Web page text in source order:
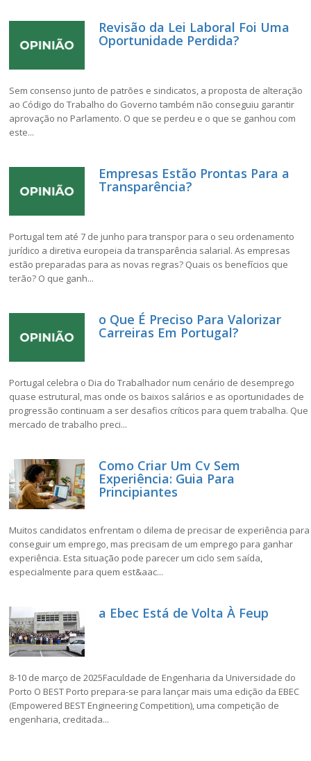
Revisão da Lei Laboral Foi Uma
Oportunidade Perdida?
Sem consenso junto de patrões e sindicatos, a proposta de alteração
ao Código do Trabalho do Governo também não conseguiu garantir
aprovação no Parlamento. O que se perdeu e o que se ganhou com
este...
Empresas Estão Prontas Para a
Transparência?
Portugal tem até 7 de junho para transpor para o seu ordenamento
jurídico a diretiva europeia da transparência salarial. As empresas
estão preparadas para as novas regras? Quais os benefícios que
terão? O que ganh...
o Que É Preciso Para Valorizar
Carreiras Em Portugal?
Portugal celebra o Dia do Trabalhador num cenário de desemprego
quase estrutural, mas onde os baixos salários e as oportunidades de
progressão continuam a ser desafios críticos para quem trabalha. Que
mercado de trabalho preci...
Como Criar Um Cv Sem
Experiência: Guia Para
Principiantes
Muitos candidatos enfrentam o dilema de precisar de experiência para
conseguir um emprego, mas precisam de um emprego para ganhar
experiência. Esta situação pode parecer um ciclo sem saída,
especialmente para quem est&aac...
a Ebec Está de Volta À Feup
8-10 de março de 2025Faculdade de Engenharia da Universidade do
Porto O BEST Porto prepara-se para lançar mais uma edição da EBEC
(Empowered BEST Engineering Competition), uma competição de
engenharia, creditada...